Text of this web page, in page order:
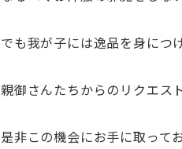
でも我が子には逸品を身につ
親御さんたちからのリクエス
是非この機会にお手に取って